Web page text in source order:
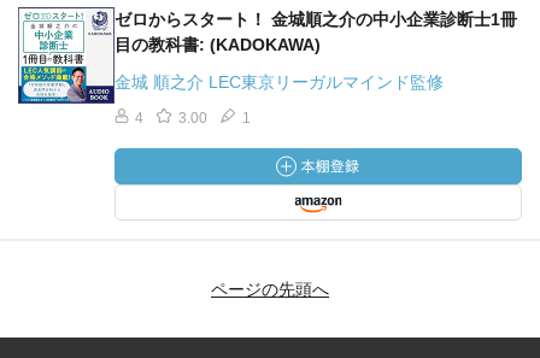
ゼロからスタート！ 金城順之介の中小企業診断士1冊
目の教科書: (KADOKAWA)
金城 順之介 LEC東京リーガルマインド監修
4 3.00 1
ページの先頭へ